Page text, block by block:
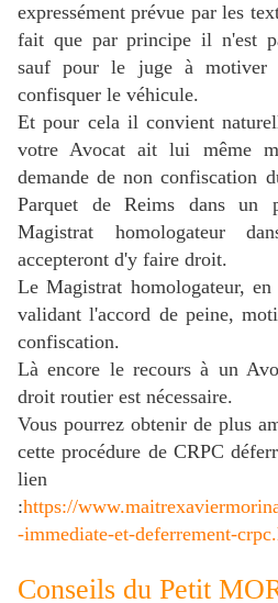
expressément prévue par les
fait que par principe il n'est
sauf pour le juge à motiver
confisquer le véhicule.
Et pour cela il convient
votre Avocat ait lui même
demande de non confiscation
Parquet de Reims dans un
Magistrat homologateur
accepteront d'y faire droit.
Le Magistrat homologateur, en
validant l'accord de peine,
confiscation.
Là encore le recours à un
droit routier est nécessaire.
Vous pourrez obtenir de plus
cette procédure de CRPC
lien ci-
:https://
-immediate-et-deferrement-
Conseils du Petit